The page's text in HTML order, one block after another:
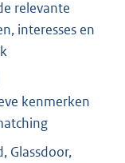
relevante
interesses en
kenmerken
Glassdoor,